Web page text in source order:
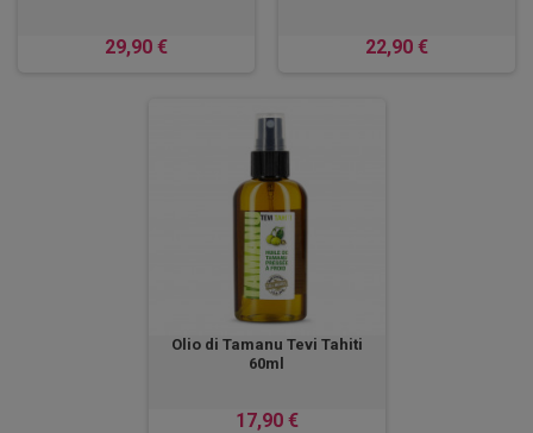
29,90 € 22,90 €
Olio di Tamanu Tevi Tahiti
60ml
17,90 €